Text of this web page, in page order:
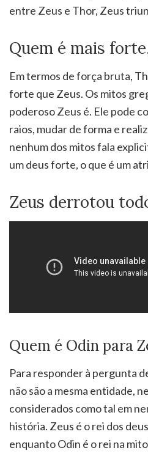
entre Zeus e Thor, Zeus
Quem é mais
Em termos de força bruta,
forte que Zeus. Os mitos
poderoso Zeus é. Ele pode
raios, mudar de forma e
nenhum dos mitos fala
um deus forte, o que é um
Zeus derrotou
Quem é Odin para
Para responder à pergunta
não são a mesma entidade,
considerados como tal em
história. Zeus é o rei dos
enquanto Odin é o rei na